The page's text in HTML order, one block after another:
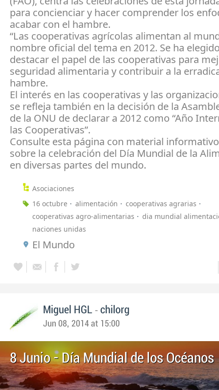
para concienciar y hacer comprender los
acabar con el hambre.
“Las cooperativas agrícolas alimentan al
nombre oficial del tema en 2012. Se ha
destacar el papel de las cooperativas para
seguridad alimentaria y contribuir a la
hambre.
El interés en las cooperativas y las
se refleja también en la decisión de la
de la ONU de declarar a 2012 como “Año
las Cooperativas”.
Consulte esta página con material
sobre la celebración del Día Mundial de la
en diversas partes del mundo.
Asociaciones
16 octubre
alimentación
cooperativas agrarias
cooperativas agro-alimentarias
dia mundial
naciones unidas
El Mundo
Miguel HGL - chilorg
Jun 08, 2014 at 15:00
8 Junio - Día Mundial de los Océanos